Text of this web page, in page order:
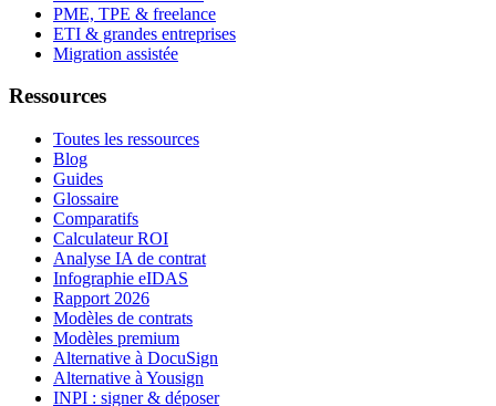
PME, TPE & freelance
ETI & grandes entreprises
Migration assistée
Ressources
Toutes les ressources
Blog
Guides
Glossaire
Comparatifs
Calculateur ROI
Analyse IA de contrat
Infographie eIDAS
Rapport 2026
Modèles de contrats
Modèles premium
Alternative à DocuSign
Alternative à Yousign
INPI : signer & déposer